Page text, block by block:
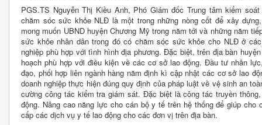
PGS.TS Nguyễn Thị Kiều Anh, Phó Giám đốc Trung tâm kiểm
chăm sóc sức khỏe NLĐ là một trong những nòng cốt để xây
mong muốn UBND huyện Chương Mỹ trong năm tới và những năm
sức khỏe nhân dân trong đó có chăm sóc sức khỏe cho NLĐ ở
nghiệp phù hợp với tình hình địa phương. Đặc biệt, trên địa bàn
hoạch phù hợp với điều kiện về các cơ sở lao động. Đầu tư nhân
đạo, phối hợp liên ngành hàng năm định kì cập nhật các cơ sở lao
doanh nghiệp thực hiện đúng quy định của pháp luật về vệ sinh an
cường công tác kiểm tra giám sát. Đặc biệt là công tác truyền
động. Nâng cao năng lực cho cán bộ y tế trên hệ thống để giúp
cấp các dịch vụ y tế lao động cho các đơn vị trên địa bàn.